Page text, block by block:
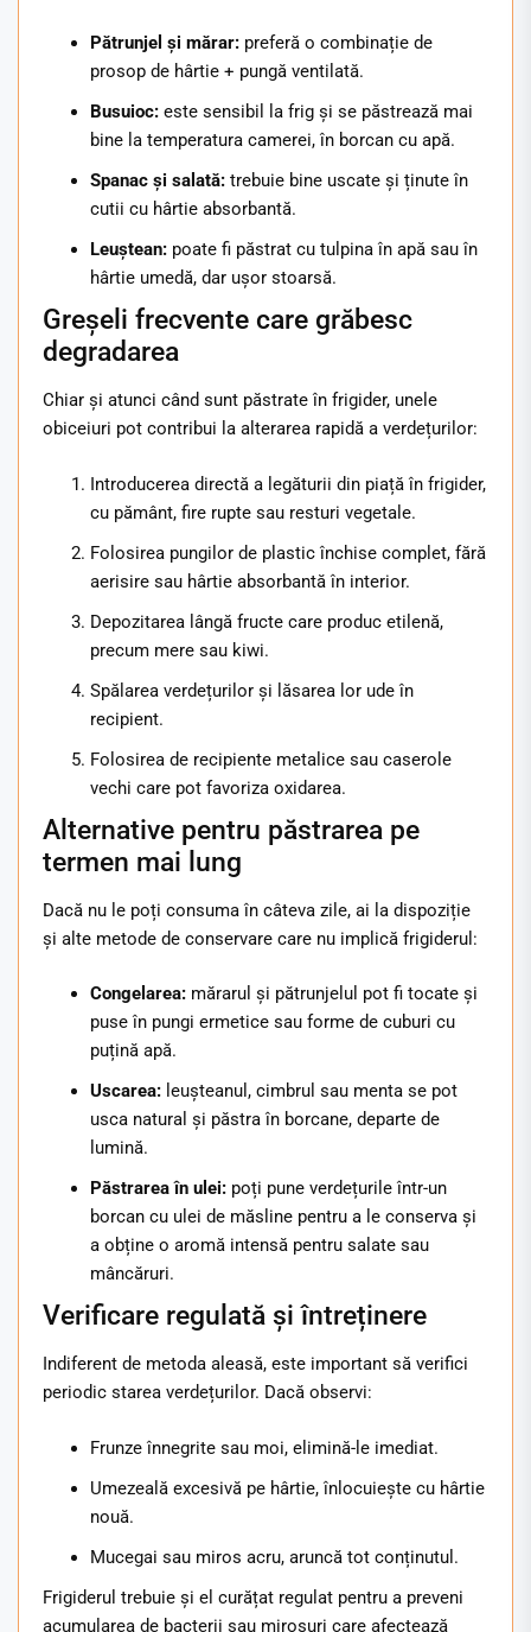
Pătrunjel și mărar: preferă o combinație de
prosop de hârtie + pungă ventilată.
Busuioc: este sensibil la frig și se păstrează mai
bine la temperatura camerei, în borcan cu apă.
Spanac și salată: trebuie bine uscate și ținute în
cutii cu hârtie absorbantă.
Leuștean: poate fi păstrat cu tulpina în apă sau în
hârtie umedă, dar ușor stoarsă.
Greșeli frecvente care grăbesc
degradarea
Chiar și atunci când sunt păstrate în frigider, unele
obiceiuri pot contribui la alterarea rapidă a verdețurilor:
Introducerea directă a legăturii din piață în frigider,
cu pământ, fire rupte sau resturi vegetale.
Folosirea pungilor de plastic închise complet, fără
aerisire sau hârtie absorbantă în interior.
Depozitarea lângă fructe care produc etilenă,
precum mere sau kiwi.
Spălarea verdețurilor și lăsarea lor ude în
recipient.
Folosirea de recipiente metalice sau caserole
vechi care pot favoriza oxidarea.
Alternative pentru păstrarea pe
termen mai lung
Dacă nu le poți consuma în câteva zile, ai la dispoziție
și alte metode de conservare care nu implică frigiderul:
Congelarea: mărarul și pătrunjelul pot fi tocate și
puse în pungi ermetice sau forme de cuburi cu
puțină apă.
Uscarea: leușteanul, cimbrul sau menta se pot
usca natural și păstra în borcane, departe de
lumină.
Păstrarea în ulei: poți pune verdețurile într-un
borcan cu ulei de măsline pentru a le conserva și
a obține o aromă intensă pentru salate sau
mâncăruri.
Verificare regulată și întreținere
Indiferent de metoda aleasă, este important să verifici
periodic starea verdețurilor. Dacă observi:
Frunze înnegrite sau moi, elimină-le imediat.
Umezeală excesivă pe hârtie, înlocuiește cu hârtie
nouă.
Mucegai sau miros acru, aruncă tot conținutul.
Frigiderul trebuie și el curățat regulat pentru a preveni
acumularea de bacterii sau mirosuri care afectează